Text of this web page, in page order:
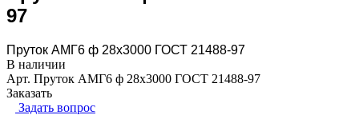
97
Пруток АМГ6 ф 28х3000 ГОСТ 21488-97
В наличии
Арт. Пруток АМГ6 ф 28х3000 ГОСТ 21488-97
Заказать
Задать вопрос